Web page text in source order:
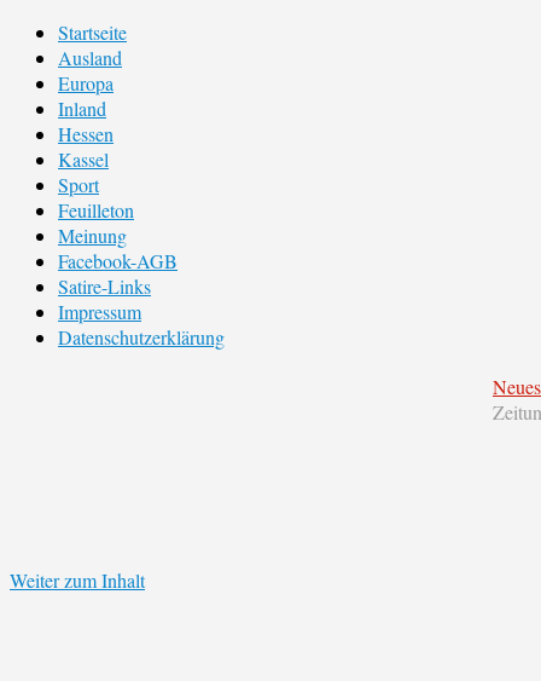
Startseite
Ausland
Europa
Inland
Hessen
Kassel
Sport
Feuilleton
Meinung
Facebook-AGB
Satire-Links
Impressum
Datenschutzerklärung
Weiter zum Inhalt